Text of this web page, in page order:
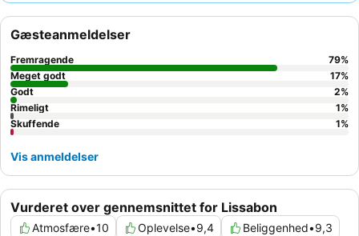
omfattende udvalg. For en mere rolig oplevelse bør gæster
overveje at anmode om et værelse, der vender ud mod et af de
roligegårdhaveområder
Vurderet over gennemsnittet for Lissabon
Atmosfære•10 Oplevelse•9,4 Beliggenhed•9,3
Gæsteanmeldelser
Fremragende 79%
Meget godt
17%
Godt
2%
Rimeligt
1%
Skuffende
1%
Vis anmeldelser